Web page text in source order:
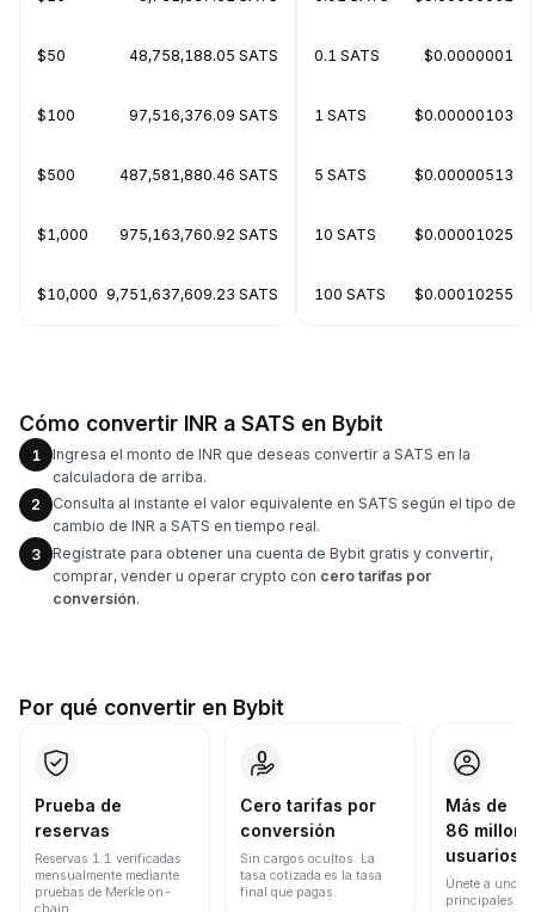
$50 48,758,188.05 SATS
$100 97,516,376.09 SATS
$500 487,581,880.46 SATS
$1,000 975,163,760.92 SATS
$10,000 9,751,637,609.23 SATS
0.1 SATS $0.0000001
1 SATS $0.00000103
5 SATS $0.00000513
10 SATS $0.00001025
100 SATS $0.00010255
Cómo convertir INR a SATS en Bybit
1
Ingresa el monto de INR que deseas convertir a SATS en la
calculadora de arriba.
2
Consulta al instante el valor equivalente en SATS según el tipo de
cambio de INR a SATS en tiempo real.
3
Regístrate para obtener una cuenta de Bybit gratis y convertir,
comprar, vender u operar crypto con cero tarifas por
conversión.
Por qué convertir en Bybit
Prueba de
reservas
Reservas 1:1 verificadas
mensualmente mediante
pruebas de Merkle on-
chain.
Cero tarifas por
conversión
Sin cargos ocultos. La
tasa cotizada es la tasa
final que pagas.
Más de
86
usuarios
Únete a uno
principales